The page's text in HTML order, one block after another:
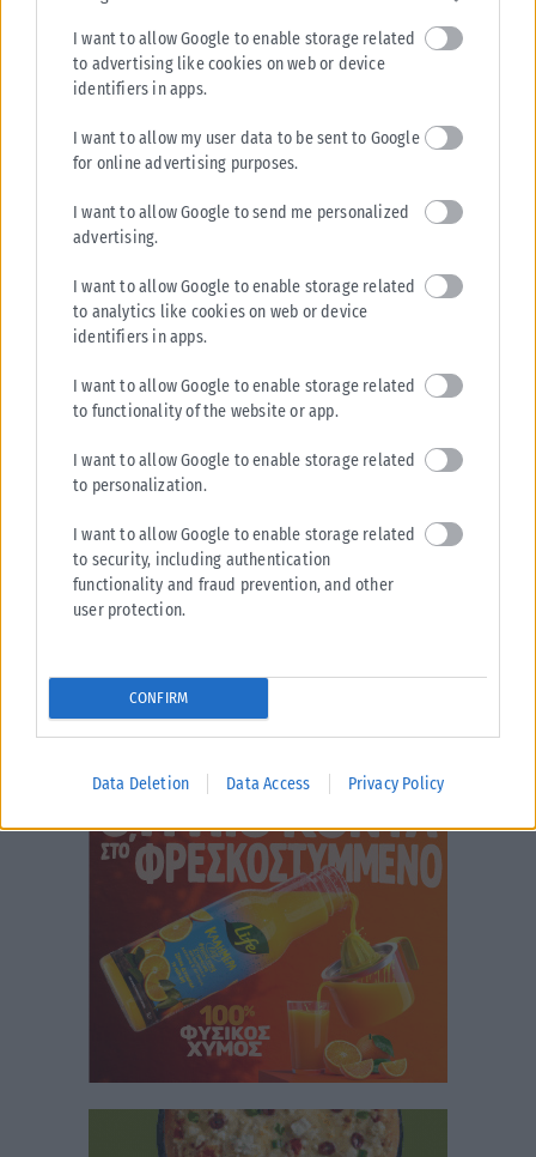
I want to allow Google to enable storage related
to advertising like cookies on web or device
identifiers in apps.
I want to allow my user data to be sent to Google
for online advertising purposes.
I want to allow Google to send me personalized
advertising.
I want to allow Google to enable storage related
to analytics like cookies on web or device
identifiers in apps.
I want to allow Google to enable storage related
to functionality of the website or app.
I want to allow Google to enable storage related
to personalization.
I want to allow Google to enable storage related
to security, including authentication
functionality and fraud prevention, and other
user protection.
CONFIRM
Data Deletion Data Access Privacy Policy
ΑΘΛΗΤΙΚΆ
Ενδιαφέρον της «Γαλατά» για τον Κωνσταντέλια
Πρόταση για τον δανεισμό του Γιάννη Κωνσταντέλια με οψιόν αγοράς
τουρκικά...
ΑΝΑΡΤΉΘΗΚΕ ΑΠΌ KARFITSANEWS